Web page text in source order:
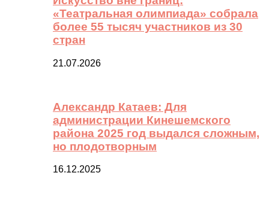
«Театральная олимпиада» собрала
более 55 тысяч участников из 30
стран
21.07.2026
Александр Катаев: Для
администрации Кинешемского
района 2025 год выдался сложным,
но плодотворным
16.12.2025